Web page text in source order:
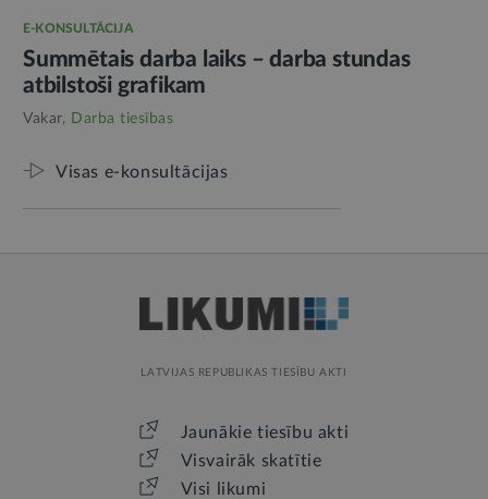
E-KONSULTĀCIJA
Summētais darba laiks – darba stundas
atbilstoši grafikam
Vakar, Darba tiesības
Visas e-konsultācijas
LATVIJAS REPUBLIKAS TIESĪBU AKTI
Jaunākie tiesību akti
Visvairāk skatītie
Visi likumi